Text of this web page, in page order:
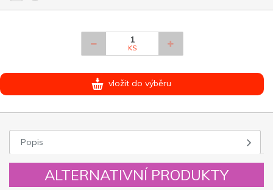
KS
vložit do výběru
Popis
ALTERNATIVNÍ PRODUKTY